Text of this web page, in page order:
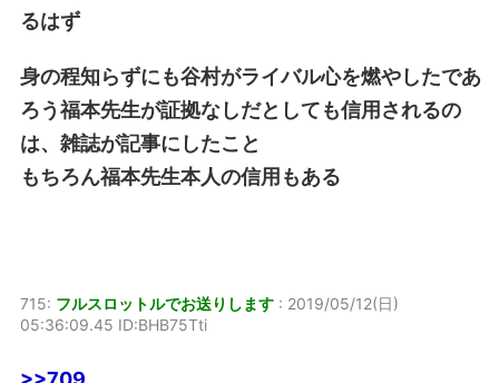
るはず
身の程知らずにも谷村がライバル心を燃やしたであ
ろう福本先生が証拠なしだとしても信用されるの
は、雑誌が記事にしたこと
もちろん福本先生本人の信用もある
715: フルスロットルでお送りします : 2019/05/12(日)
05:36:09.45 ID:BHB75Tti